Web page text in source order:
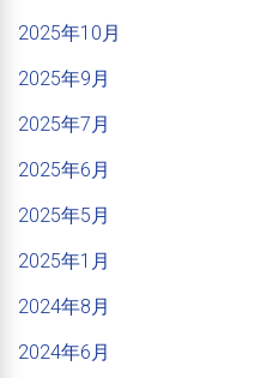
2025年10月
2025年9月
2025年7月
2025年6月
2025年5月
2025年1月
2024年8月
2024年6月